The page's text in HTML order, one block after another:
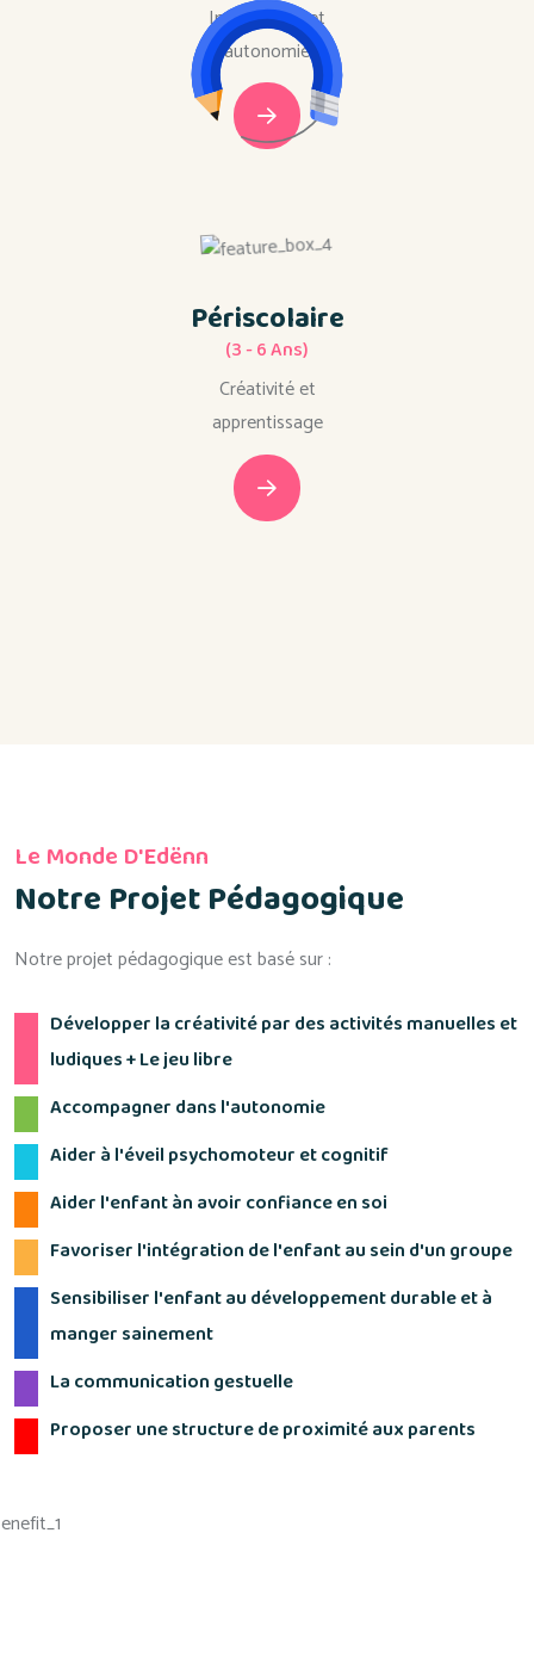
Imagination et
autonomie
Périscolaire
(3 - 6 Ans)
Créativité et
apprentissage
Le Monde D'Edënn
Notre Projet Pédagogique
Notre projet pédagogique est basé sur :
Développer la créativité par des activités manuelles et
ludiques + Le jeu libre
Accompagner dans l'autonomie
Aider à l'éveil psychomoteur et cognitif
Aider l'enfant àn avoir confiance en soi
Favoriser l'intégration de l'enfant au sein d'un groupe
Sensibiliser l'enfant au développement durable et à
manger sainement
La communication gestuelle
Proposer une structure de proximité aux parents